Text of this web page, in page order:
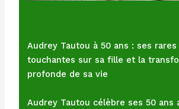
Audrey Tautou à 50 ans : ses
touchantes sur sa fille et la
profonde de sa vie
Audrey Tautou célèbre ses 50 ans